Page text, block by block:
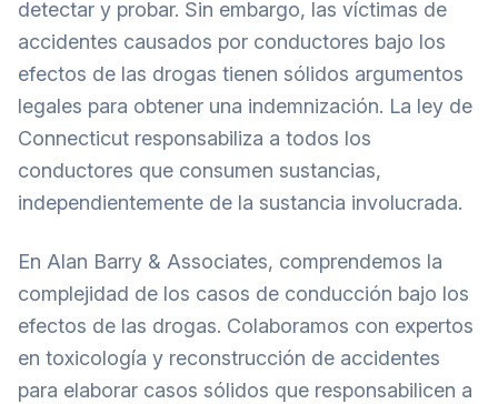
detectar y probar. Sin embargo, las víctimas de
accidentes causados por conductores bajo los
efectos de las drogas tienen sólidos argumentos
legales para obtener una indemnización. La ley de
Connecticut responsabiliza a todos los
conductores que consumen sustancias,
independientemente de la sustancia involucrada.
En Alan Barry & Associates, comprendemos la
complejidad de los casos de conducción bajo los
efectos de las drogas. Colaboramos con expertos
en toxicología y reconstrucción de accidentes
para elaborar casos sólidos que responsabilicen a